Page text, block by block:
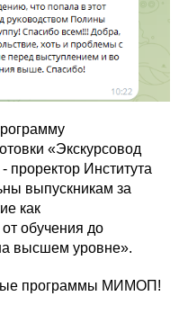
«Экскурсовод
проректор Института
выпускникам за
как
обучения до
высшем уровне».
программы МИМОП!